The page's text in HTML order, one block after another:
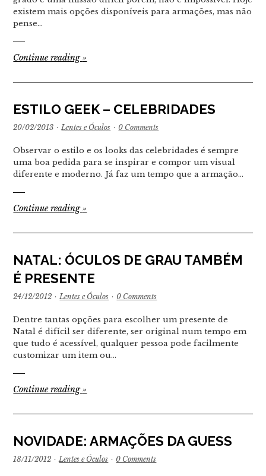
existem mais opções disponíveis para armações, mas não
pense…
Continue reading»
ESTILO GEEK – CELEBRIDADES
20/02/2013 · Lentes e Óculos · 0 Comments
Observar o estilo e os looks das celebridades é sempre
uma boa pedida para se inspirar e compor um visual
diferente e moderno. Já faz um tempo que a armação…
Continue reading»
NATAL: ÓCULOS DE GRAU TAMBÉM
É PRESENTE
24/12/2012 · Lentes e Óculos · 0 Comments
Dentre tantas opções para escolher um presente de
Natal é difícil ser diferente, ser original num tempo em
que tudo é acessível, qualquer pessoa pode facilmente
customizar um item ou…
Continue reading»
NOVIDADE: ARMAÇÕES DA GUESS
18/11/2012 · Lentes e Óculos · 0 Comments